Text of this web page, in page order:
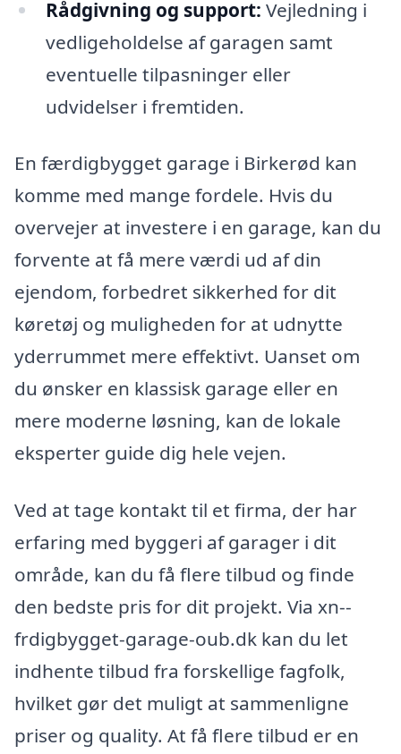
Rådgivning og support: Vejledning i
vedligeholdelse af garagen samt
eventuelle tilpasninger eller
udvidelser i fremtiden.
En færdigbygget garage i Birkerød kan
komme med mange fordele. Hvis du
overvejer at investere i en garage, kan du
forvente at få mere værdi ud af din
ejendom, forbedret sikkerhed for dit
køretøj og muligheden for at udnytte
yderrummet mere effektivt. Uanset om
du ønsker en klassisk garage eller en
mere moderne løsning, kan de lokale
eksperter guide dig hele vejen.
Ved at tage kontakt til et firma, der har
erfaring med byggeri af garager i dit
område, kan du få flere tilbud og finde
den bedste pris for dit projekt. Via xn--
frdigbygget-garage-oub.dk kan du let
indhente tilbud fra forskellige fagfolk,
hvilket gør det muligt at sammenligne
priser og quality. At få flere tilbud er en